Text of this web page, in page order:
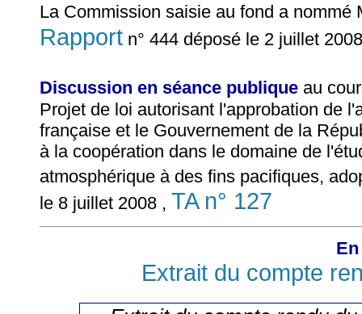
La Commission saisie au fond a nommé
Rapport n° 444 déposé le 2 juillet
Discussion en séance publique au
Projet de loi autorisant l'approbation de
française et le Gouvernement de la
à la coopération dans le domaine de
atmosphérique à des fins pacifiques,
le 8 juillet 2008 , TA n° 127
Extrait du compte